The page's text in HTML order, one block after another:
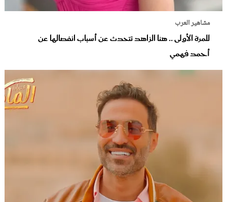
مشاهير العرب
للمرة الأولى .. هنا الزاهد تتحدث عن أسباب انفصالها عن
أحمد فهمي